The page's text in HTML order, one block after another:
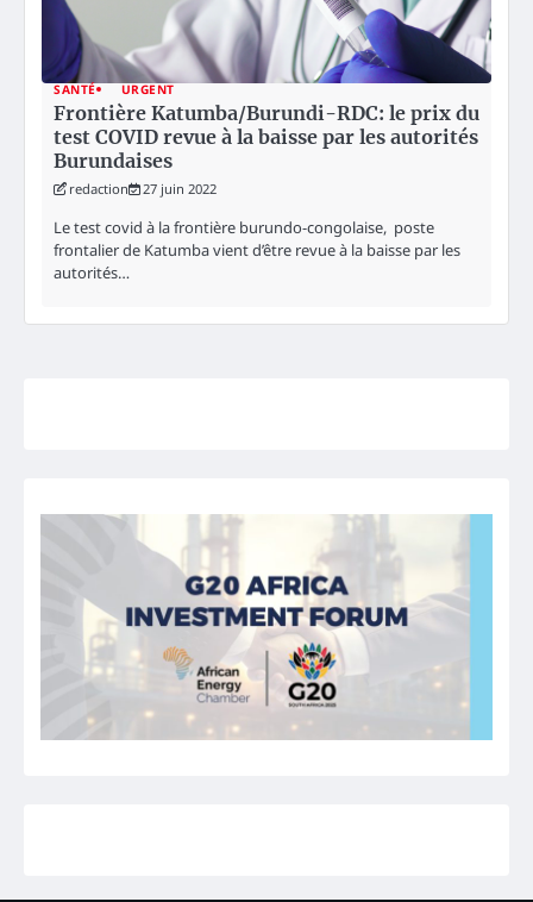
SANTÉ URGENT
Frontière Katumba/Burundi-RDC: le prix du
test COVID revue à la baisse par les autorités
Burundaises
redaction 27 juin 2022
Le test covid à la frontière burundo-congolaise, poste
frontalier de Katumba vient d’être revue à la baisse par les
autorités…